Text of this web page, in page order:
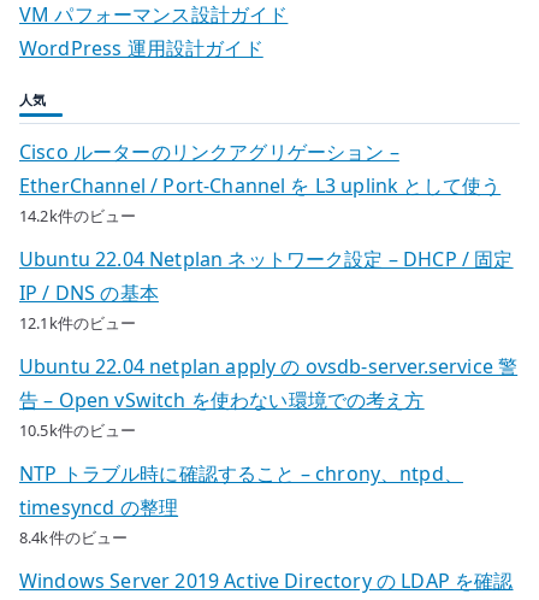
VM パフォーマンス設計ガイド
WordPress 運用設計ガイド
人気
Cisco ルーターのリンクアグリゲーション –
EtherChannel / Port-Channel を L3 uplink として使う
14.2k件のビュー
Ubuntu 22.04 Netplan ネットワーク設定 – DHCP / 固定
IP / DNS の基本
12.1k件のビュー
Ubuntu 22.04 netplan apply の ovsdb-server.service 警
告 – Open vSwitch を使わない環境での考え方
10.5k件のビュー
NTP トラブル時に確認すること – chrony、ntpd、
timesyncd の整理
8.4k件のビュー
Windows Server 2019 Active Directory の LDAP を確認